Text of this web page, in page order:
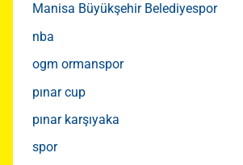
Manisa Büyükşehir Belediyespor
nba
ogm ormanspor
pınar cup
pınar karşıyaka
spor